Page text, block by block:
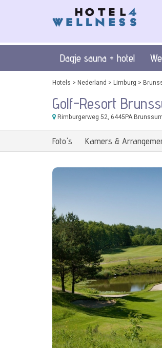
Dagje sauna + hotel
Hotels > Nederland > Limburg >
Golf-Resort
Rimburgerweg 52, 6445PA
Foto's Kamers &